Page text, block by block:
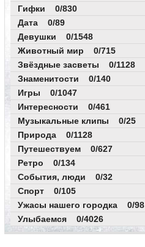
Гифки 0/830
Дата 0/89
Девушки 0/1548
Животный мир 0/715
Звёздные засветы 0/1128
Знаменитости 0/140
Игры 0/1047
Интересности 0/461
Музыкальные клипы 0/25
Природа 0/1128
Путешествуем 0/627
Ретро 0/134
События, люди 0/32
Спорт 0/105
Ужасы нашего городка 0/98
Улыбаемся 0/4026